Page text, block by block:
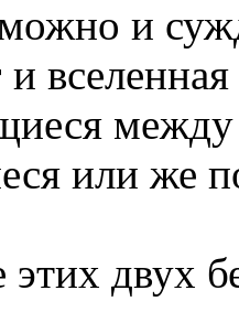
и
или же
двух